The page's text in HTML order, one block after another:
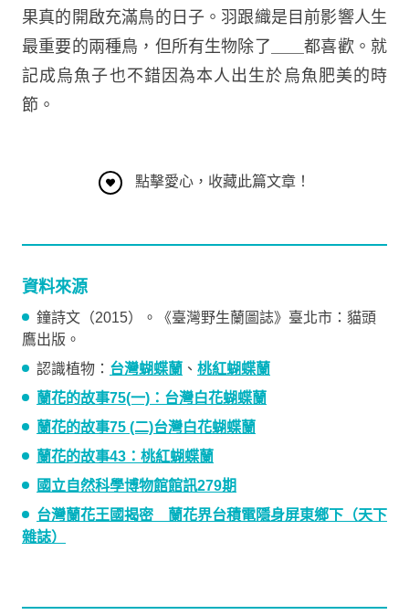
果真的開啟充滿鳥的日子。羽跟織是目前影響人生
最重要的兩種鳥，但所有生物除了＿＿都喜歡。就
記成烏魚子也不錯因為本人出生於烏魚肥美的時
節。
點擊愛心，收藏此篇文章！
資料來源
鐘詩文（2015）。《臺灣野生蘭圖誌》臺北市：貓頭
鷹出版。
認識植物： 台灣蝴蝶蘭 、 桃紅蝴蝶蘭
蘭花的故事75(一)：台灣白花蝴蝶蘭
蘭花的故事75 (二)台灣白花蝴蝶蘭
蘭花的故事43：桃紅蝴蝶蘭
國立自然科學博物館館訊279期
台灣蘭花王國揭密 蘭花界台積電隱身屏東鄉下（天下
雜誌）